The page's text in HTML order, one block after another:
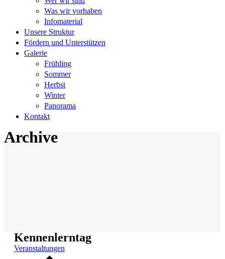
Was wir vorhaben
Infomaterial
Unsere Struktur
Fördern und Unterstützen
Galerie
Frühling
Sommer
Herbst
Winter
Panorama
Kontakt
Archive
Kennenlerntag
Veranstaltungen